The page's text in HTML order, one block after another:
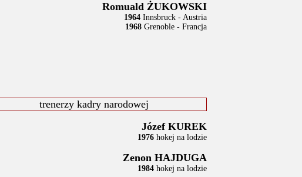
Romuald ŻUKOWSKI
1964Innsbruck - Austria
1968Grenoble - Francja
trenerzy kadry narodowej
Józef KUREK
1976hokej na lodzie
Zenon HAJDUGA
1984hokej na lodzie